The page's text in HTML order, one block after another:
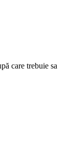
care trebuie sa